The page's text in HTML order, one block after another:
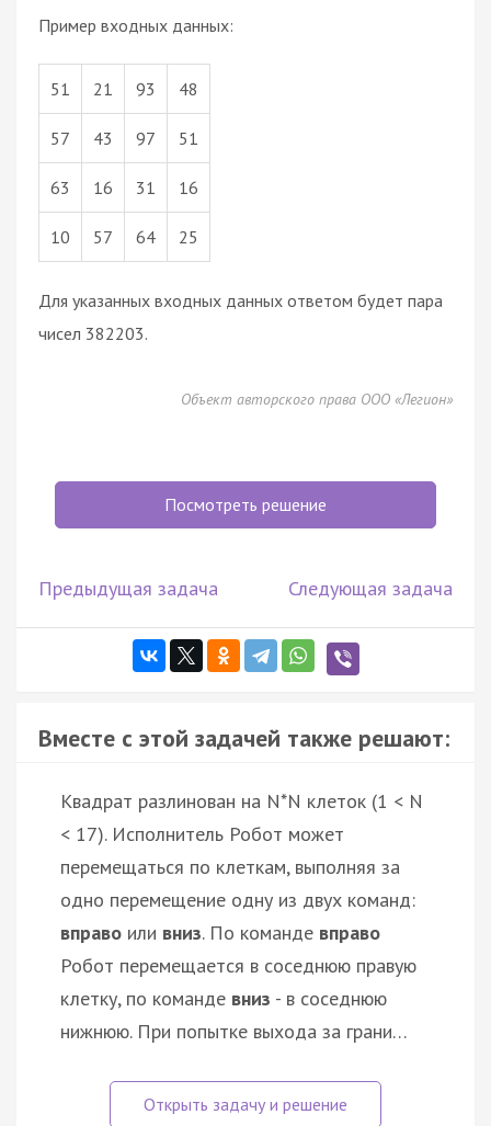
Пример входных данных:
51 21 93 48
57 43 97 51
63 16 31 16
10 57 64 25
Для указанных входных данных ответом будет пара
чисел 382203.
Объект авторского права ООО «Легион»
Посмотреть решение
Предыдущая задача Следующая задача
Вместе с этой задачей также решают:
Квадрат разлинован на N*N клеток (1 < N
< 17). Исполнитель Робот может
перемещаться по клеткам, выполняя за
одно перемещение одну из двух команд:
вправо или вниз. По команде вправо
Робот перемещается в соседнюю правую
клетку, по команде вниз - в соседнюю
нижнюю. При попытке выхода за грани…